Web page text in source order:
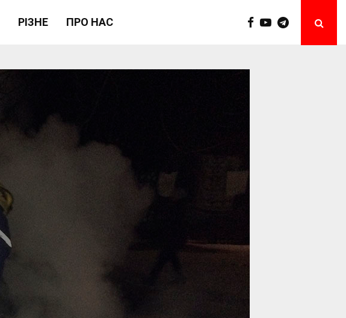
РІЗНЕ ПРО НАС